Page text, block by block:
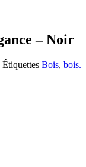
– Noir
Étiquettes Bois, bois.